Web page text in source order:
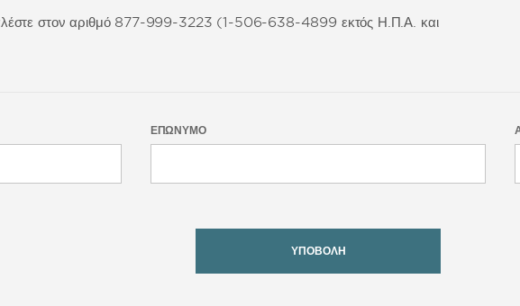
στον αριθμό 877-999-3223 (1-506-638-4899 εκτός Η.Π.Α. και
ΕΠΏΝΥΜΟ
ΥΠΟΒΟΛΉ